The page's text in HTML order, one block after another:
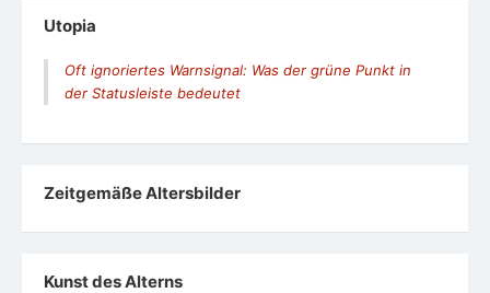
Utopia
Oft ignoriertes Warnsignal: Was der grüne Punkt in
der Statusleiste bedeutet
Zeit­ge­mäße Alters­bil­der
Kunst des Alterns